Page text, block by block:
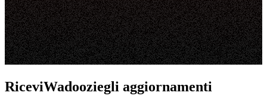
RiceviWadooziegli aggiornamenti